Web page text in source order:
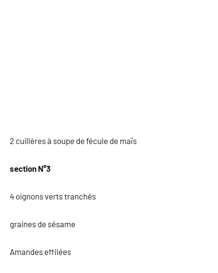
2 cuillères à soupe de fécule de maïs
section N°3
4 oignons verts tranchés
graines de sésame
Amandes effilées